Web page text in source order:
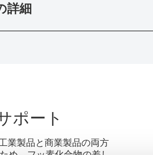
詳細
ポート
業製品と商業製品の両方